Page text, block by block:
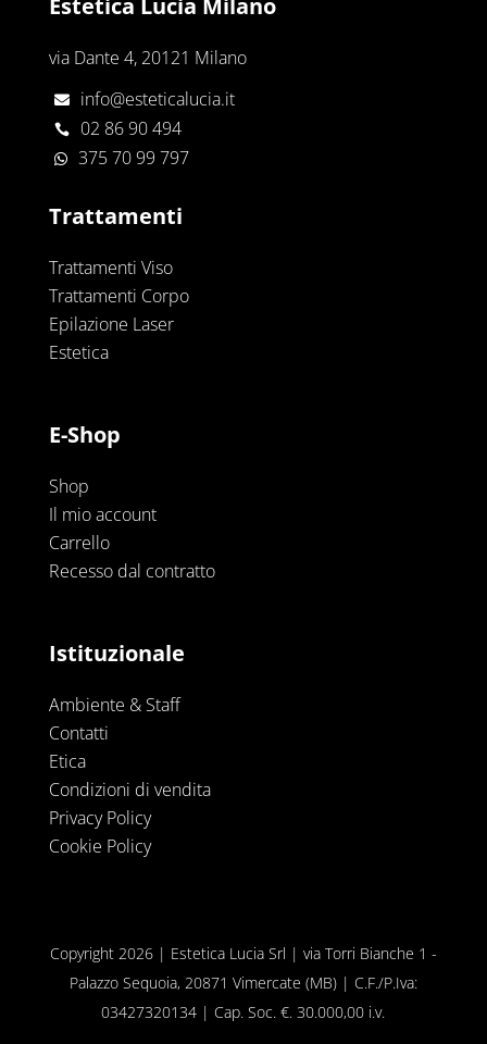
Estetica Lucia Milano
via Dante 4, 20121 Milano
 info@esteticalucia.it
 02 86 90 494
 375 70 99 797
Trattamenti
Trattamenti Viso
Trattamenti Corpo
Epilazione Laser
Estetica
E-Shop
Shop
Il mio account
Carrello
Recesso dal contratto
Istituzionale
Ambiente & Staff
Contatti
Etica
Condizioni di vendita
Privacy Policy
Cookie Policy
Copyright 2026 | Estetica Lucia Srl | via Torri Bianche 1 -
Palazzo Sequoia, 20871 Vimercate (MB) | C.F./P.Iva:
03427320134 | Cap. Soc. €. 30.000,00 i.v.